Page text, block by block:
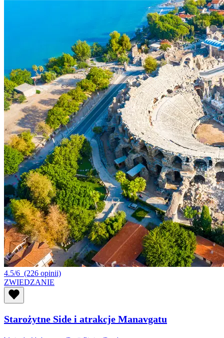
4.5/6 (226 opinii)
ZWIEDZANIE
Starożytne Side i atrakcje Manavgatu